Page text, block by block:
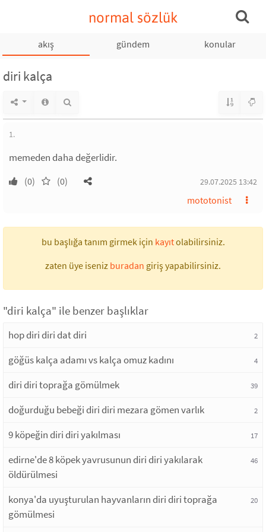
normal sözlük
akış gündem konular
diri kalça
1.
memeden daha değerlidir.
(0) (0) 29.07.2025 13:42
mototonist
bu başlığa tanım girmek için kayıtolabilirsiniz.
zaten üye iseniz buradan giriş yapabilirsiniz.
"diri kalça" ile benzer başlıklar
hop diri diri dat diri 2
göğüs kalça adamı vs kalça omuz kadını 4
diri diri toprağa gömülmek 39
doğurduğu bebeği diri diri mezara gömen varlık 2
9 köpeğin diri diri yakılması 17
edirne'de 8 köpek yavrusunun diri diri yakılarak
öldürülmesi
46
konya'da uyuşturulan hayvanların diri diri toprağa
gömülmesi
20